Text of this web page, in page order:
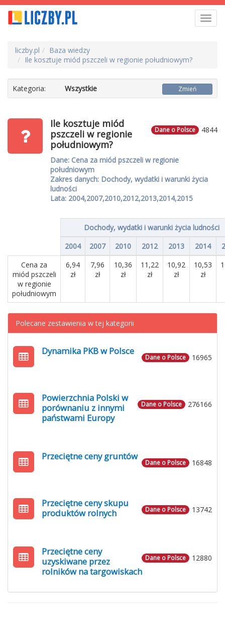
liczby.pl
Baza wiedzy
Ile kosztuje miód pszczeli w regionie południowym?
Kategoria: Wszystkie Zmień
4844
Dane o Polsce
Ile kosztuje miód
pszczeli w regionie
południowym?
Dane: Cena za miód pszczeli w regionie
południowym
Zakres danych: Dochody, wydatki i warunki życia
ludności
Lata: 2004,2007,2010,2012,2013,2014,2015
Dochody, wydatki i warunki życia ludności
2004
2007 2010 2012 2013 2014
Cena za
miód pszczeli
w regionie
południowym
6,94
zł
7,96
zł
10,36
zł
11,22
zł
10,92
zł
10,53
zł
Polecane zestawienia w tej kategorii
16965
Dane o Polsce
Dynamika PKB w Polsce
276166
Dane o Polsce
Powierzchnia Polski w
porównaniu z innymi
państwami Europy
16848
Dane o Polsce
Przeciętne ceny gruntów
13742
Dane o Polsce
Przeciętne ceny skupu
produktów rolnych
12880
Dane o Polsce
Przeciętne ceny
uzyskiwane przez
rolników na targowiskach